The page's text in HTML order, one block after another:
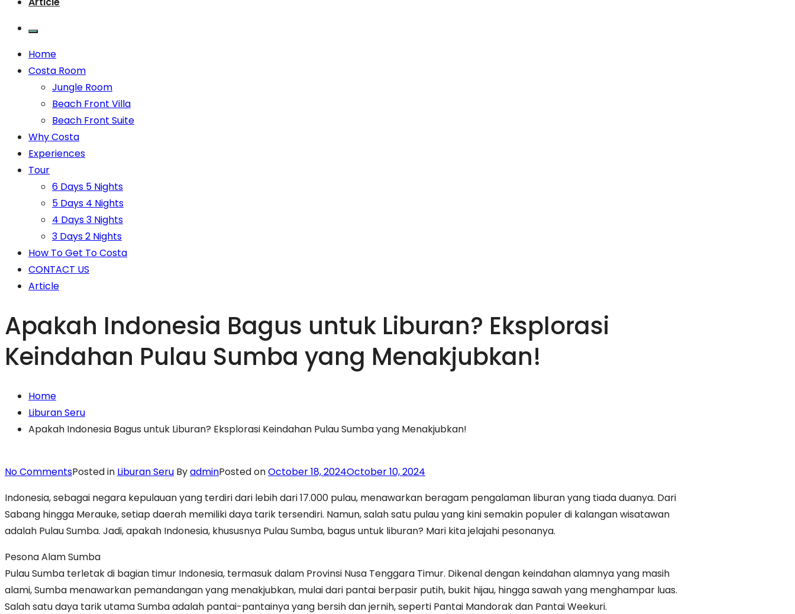
Home
Costa Room
Jungle Room
Beach Front Villa
Beach Front Suite
Why Costa
Experiences
Tour
6 Days 5 Nights
5 Days 4 Nights
4 Days 3 Nights
3 Days 2 Nights
How To Get To Costa
CONTACT US
Article
Apakah Indonesia Bagus untuk Liburan? Eksplorasi
Keindahan Pulau Sumba yang Menakjubkan!
Home
Liburan Seru
Apakah Indonesia Bagus untuk Liburan? Eksplorasi Keindahan Pulau Sumba yang Menakjubkan!
No Commentson
Indonesia
Bagus
untuk
Liburan?
Eksplorasi
Keindahan
Pulau
Posted in Liburan Seru ByadminPosted onOctober 18, 2024October 10, 2024
Indonesia, sebagai negara kepulauan yang terdiri dari lebih dari 17.000 pulau, menawarkan beragam pengalaman liburan yang tiada duanya. Dari
Sabang hingga Merauke, setiap daerah memiliki daya tarik tersendiri. Namun, salah satu pulau yang kini semakin populer di kalangan wisatawan
adalah Pulau Sumba. Jadi, apakah Indonesia, khususnya Pulau Sumba, bagus untuk liburan? Mari kita jelajahi pesonanya.
Pesona Alam Sumba
Pulau Sumba terletak di bagian timur Indonesia, termasuk dalam Provinsi Nusa Tenggara Timur. Dikenal dengan keindahan alamnya yang masih
alami, Sumba menawarkan pemandangan yang menakjubkan, mulai dari pantai berpasir putih, bukit hijau, hingga sawah yang menghampar luas.
Salah satu daya tarik utama Sumba adalah pantai-pantainya yang bersih dan jernih, seperti Pantai Mandorak dan Pantai Weekuri.